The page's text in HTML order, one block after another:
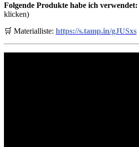
Folgende Produkte habe ich verwendet:
klicken)
🛒 Materialliste: https://s.tamp.in/gJUSxs